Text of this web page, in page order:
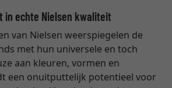
in echte Nielsen kwaliteit
van Nielsen weerspiegelen de
met hun universele en toch
aan kleuren, vormen en
een onuitputtelijk potentieel voor